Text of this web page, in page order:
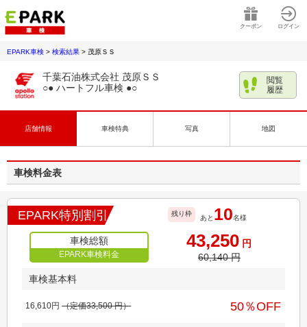
クーポン ログイン
EPARK車検 > 検索結果 > 茂原ＳＳ
千葉石油株式会社 茂原ＳＳ
○● ハートフル車検 ●○
閲覧
履歴
店舗情報 車検特典 写真 地図
車検料金表
EPARK特別割引 残り枠
あと 10名様
車検総額
EPARK車検料金
43,250 円
60,140円
車検基本料
16,610円 （定価33,500円） 50％OFF